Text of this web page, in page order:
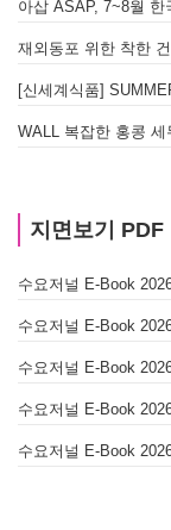
아삽 ASAP, 7~8월
재외동포 위한 착한
[신세계식품]
지면보기 PDF
수요저널 E-Book
수요저널 E-Book
수요저널 E-Book
수요저널 E-Book
수요저널 E-Book